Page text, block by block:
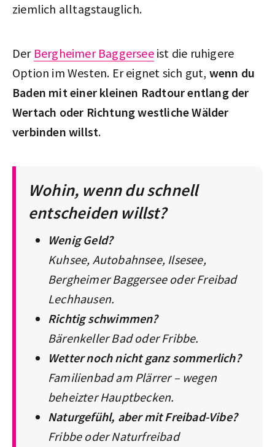
ziemlich alltagstauglich.
Der Bergheimer Baggerseeist die ruhigere
Option im Westen. Er eignet sich gut, wenn du
Baden mit einer kleinen Radtour entlang der
Wertach oder Richtung westliche Wälder
verbinden willst.
Wohin, wenn du schnell
entscheiden willst?
Wenig Geld?
Kuhsee, Autobahnsee, Ilsesee,
Bergheimer Baggersee oder Freibad
Lechhausen.
Richtig schwimmen?
Bärenkeller Bad oder Fribbe.
Wetter noch nicht ganz sommerlich?
Familienbad am Plärrer – wegen
beheizter Hauptbecken.
Naturgefühl, aber mit Freibad-Vibe?
Fribbe oder Naturfreibad